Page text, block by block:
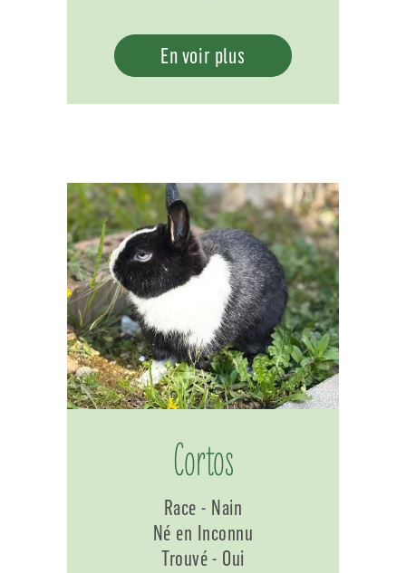
En voir plus
Cortos
Race - Nain
Né en Inconnu
Trouvé - Oui